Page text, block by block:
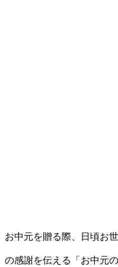
お中元を贈る際、日頃お
の感謝を伝える「お中元